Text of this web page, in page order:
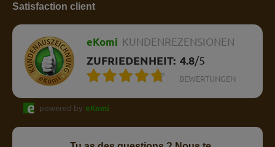
Satisfaction client
eKomi KUNDENREZENSIONEN
ZUFRIEDENHEIT: 4.8/5
BEWERTUNGEN
powered by eKomi